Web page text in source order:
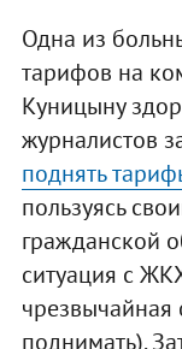
Одна из
тарифов на
Куницыну
журналистов
поднять
пользуясь
гражданской
ситуация с
чрезвычайная
поднимать).